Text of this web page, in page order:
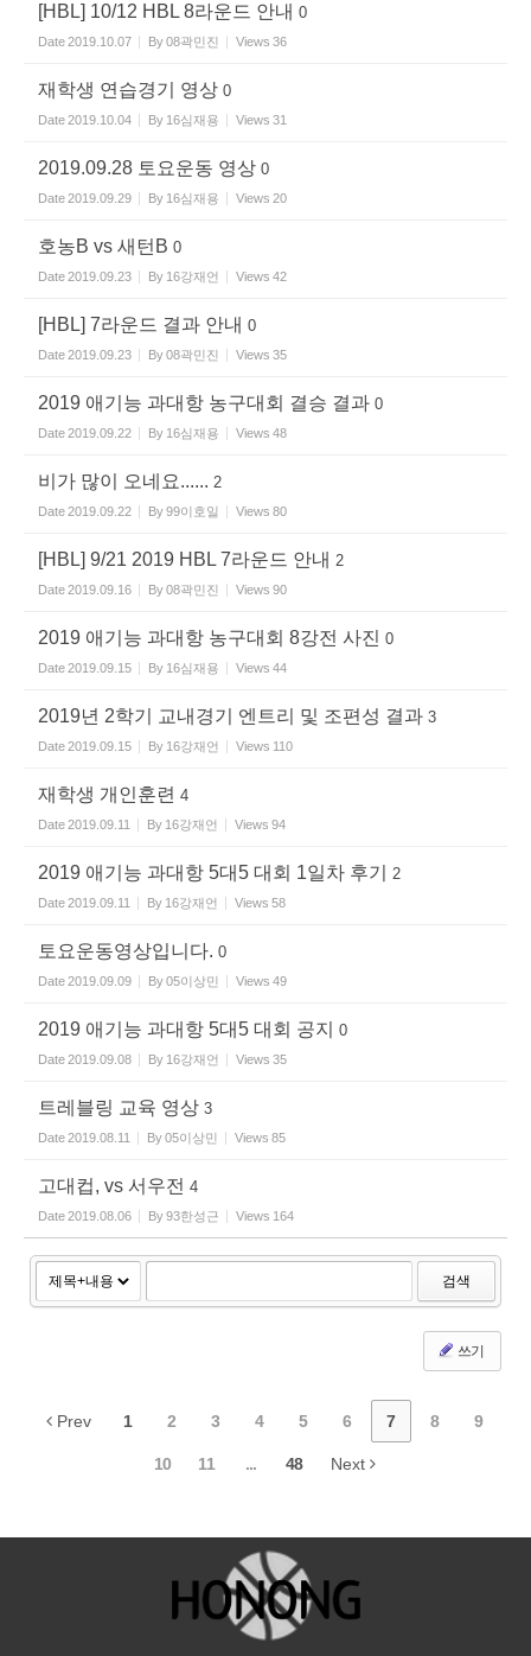
[HBL] 10/12 HBL 8라운드 안내 0
Date2019.10.07 By08곽민진 Views 36
재학생 연습경기 영상 0
Date2019.10.04 By 16심재용 Views 31
2019.09.28 토요운동 영상 0
Date2019.09.29 By 16심재용 Views 20
호농B vs 새턴B 0
Date2019.09.23 By 16강재언 Views 42
[HBL] 7라운드 결과 안내 0
Date2019.09.23 By08곽민진 Views 35
2019 애기능 과대항 농구대회 결승 결과 0
Date2019.09.22 By 16심재용 Views 48
비가 많이 오네요...... 2
Date2019.09.22 By99이호일 Views 80
[HBL] 9/21 2019 HBL 7라운드 안내 2
Date2019.09.16 By08곽민진 Views 90
2019 애기능 과대항 농구대회 8강전 사진 0
Date2019.09.15 By 16심재용 Views 44
2019년 2학기 교내경기 엔트리 및 조편성 결과 3
Date2019.09.15 By 16강재언 Views 110
재학생 개인훈련 4
Date2019.09.11 By 16강재언 Views 94
2019 애기능 과대항 5대5 대회 1일차 후기 2
Date2019.09.11 By 16강재언 Views 58
토요운동영상입니다. 0
Date2019.09.09 By05이상민 Views 49
2019 애기능 과대항 5대5 대회 공지 0
Date2019.09.08 By 16강재언 Views 35
트레블링 교육 영상 3
Date2019.08.11 By05이상민 Views 85
고대컵, vs 서우전 4
Date2019.08.06 By93한성근 Views 164
검색
쓰기
Prev 1 2 3 4 5 6 7 8 9
10 11 ... 48 Next